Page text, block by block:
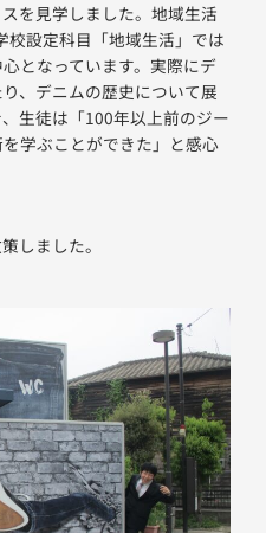
を見学しました。地域生活
校設定科目「地域生活」では
となっています。実際にデ
、デニムの歴史について展
生徒は「100年以上前のジー
学ぶことができた」と感心
しました。